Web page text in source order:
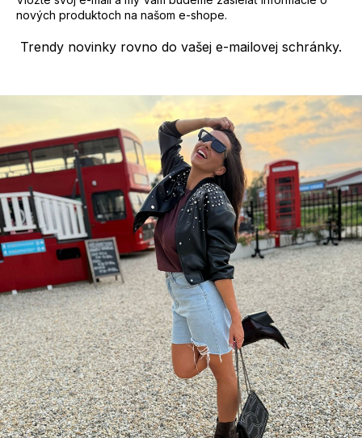
Trendy novinky rovno do vašej e-mailovej schránky.
nových produktoch na našom e-shope.